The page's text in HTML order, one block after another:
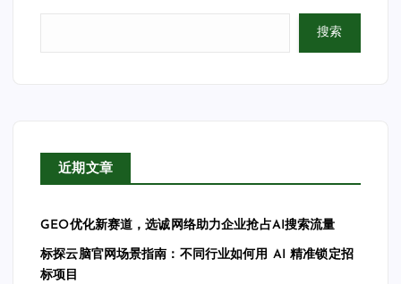
搜索
近期文章
GEO优化新赛道，选诚网络助力企业抢占AI搜索流量
标探云脑官网场景指南：不同行业如何用 AI 精准锁定招
标项目